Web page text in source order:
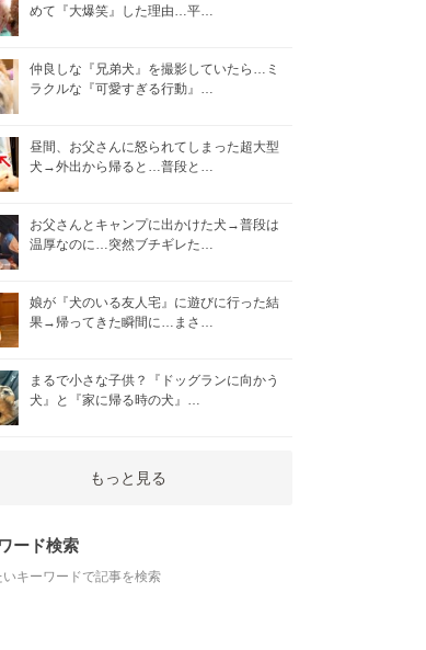
めて『大爆笑』した理由…平…
仲良しな『兄弟犬』を撮影していたら…ミ
ラクルな『可愛すぎる行動』…
昼間、お父さんに怒られてしまった超大型
犬→外出から帰ると…普段と…
お父さんとキャンプに出かけた犬→普段は
温厚なのに…突然ブチギレた…
娘が『犬のいる友人宅』に遊びに行った結
果→帰ってきた瞬間に…まさ…
まるで小さな子供？『ドッグランに向かう
犬』と『家に帰る時の犬』…
もっと見る
ード検索
いキーワードで記事を検索